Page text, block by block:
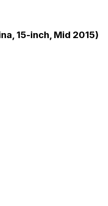
15-inch, Mid 2015)